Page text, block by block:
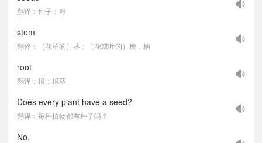
翻译：种子；籽
stem
翻译：（花草的）茎；（花或叶的）梗，柄
root
翻译：根；根茎
Does every plant have a seed?
翻译：每种植物都有种子吗？
No.